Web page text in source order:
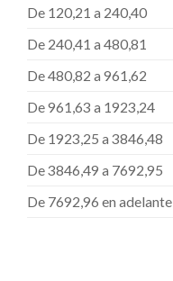
De 120,21 a 240,40
De 240,41 a 480,81
De 480,82 a 961,62
De 961,63 a 1923,24
De 1923,25 a 3846,48
De 3846,49 a 7692,95
De 7692,96 en adelante